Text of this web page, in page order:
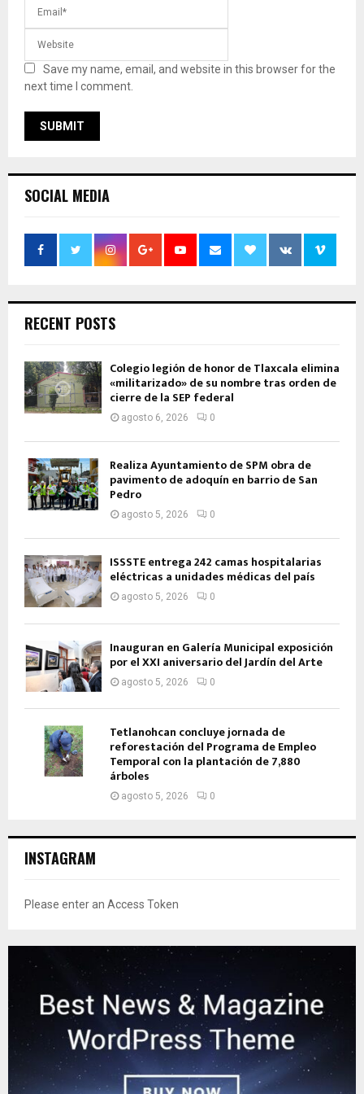
Save my name, email, and website in this browser for the
next time I comment.
SOCIAL MEDIA
RECENT POSTS
Colegio legión de honor de Tlaxcala elimina
«militarizado» de su nombre tras orden de
cierre de la SEP federal
agosto 6, 2026 0
Realiza Ayuntamiento de SPM obra de
pavimento de adoquín en barrio de San
Pedro
agosto 5, 2026 0
ISSSTE entrega 242 camas hospitalarias
eléctricas a unidades médicas del país
agosto 5, 2026 0
Inauguran en Galería Municipal exposición
por el XXI aniversario del Jardín del Arte
agosto 5, 2026 0
Tetlanohcan concluye jornada de
reforestación del Programa de Empleo
Temporal con la plantación de 7,880
árboles
agosto 5, 2026 0
INSTAGRAM
Please enter an Access Token